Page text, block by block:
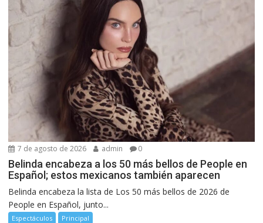
7 de agosto de 2026 admin 0
Belinda encabeza a los 50 más bellos de People en
Español; estos mexicanos también aparecen
Belinda encabeza la lista de Los 50 más bellos de 2026 de
People en Español, junto...
Espectáculos Principal